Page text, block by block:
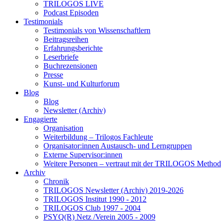
TRILOGOS LIVE
Podcast Episoden
Testimonials
Testimonials von Wissenschaftlern
Beitragsreihen
Erfahrungsberichte
Leserbriefe
Buchrezensionen
Presse
Kunst- und Kulturforum
Blog
Blog
Newsletter (Archiv)
Engagierte
Organisation
Weiterbildung – Trilogos Fachleute
Organisator:innen Austausch- und Lerngruppen
Externe Supervisor:innen
Weitere Personen – vertraut mit der TRILOGOS
Archiv
Chronik
TRILOGOS Newsletter (Archiv) 2019-2026
TRILOGOS Institut 1990 - 2012
TRILOGOS Club 1997 - 2004
PSYQ(R) Netz /Verein 2005 - 2009